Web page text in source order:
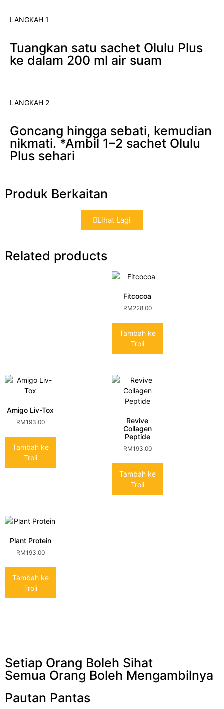
LANGKAH 1
Tuangkan satu sachet Olulu Plus
ke dalam 200 ml air suam
LANGKAH 2
Goncang hingga sebati, kemudian
nikmati. *Ambil 1–2 sachet Olulu
Plus sehari
Produk Berkaitan
Lihat Lagi
Related products
Fitcocoa
RM228.00
Tambah ke
Troli
Amigo Liv-Tox
RM193.00
Tambah ke
Troli
Revive
Collagen
Peptide
RM193.00
Tambah ke
Troli
Plant Protein
RM193.00
Tambah ke
Troli
Setiap Orang Boleh Sihat
Semua Orang Boleh Mengambilnya
Pautan Pantas